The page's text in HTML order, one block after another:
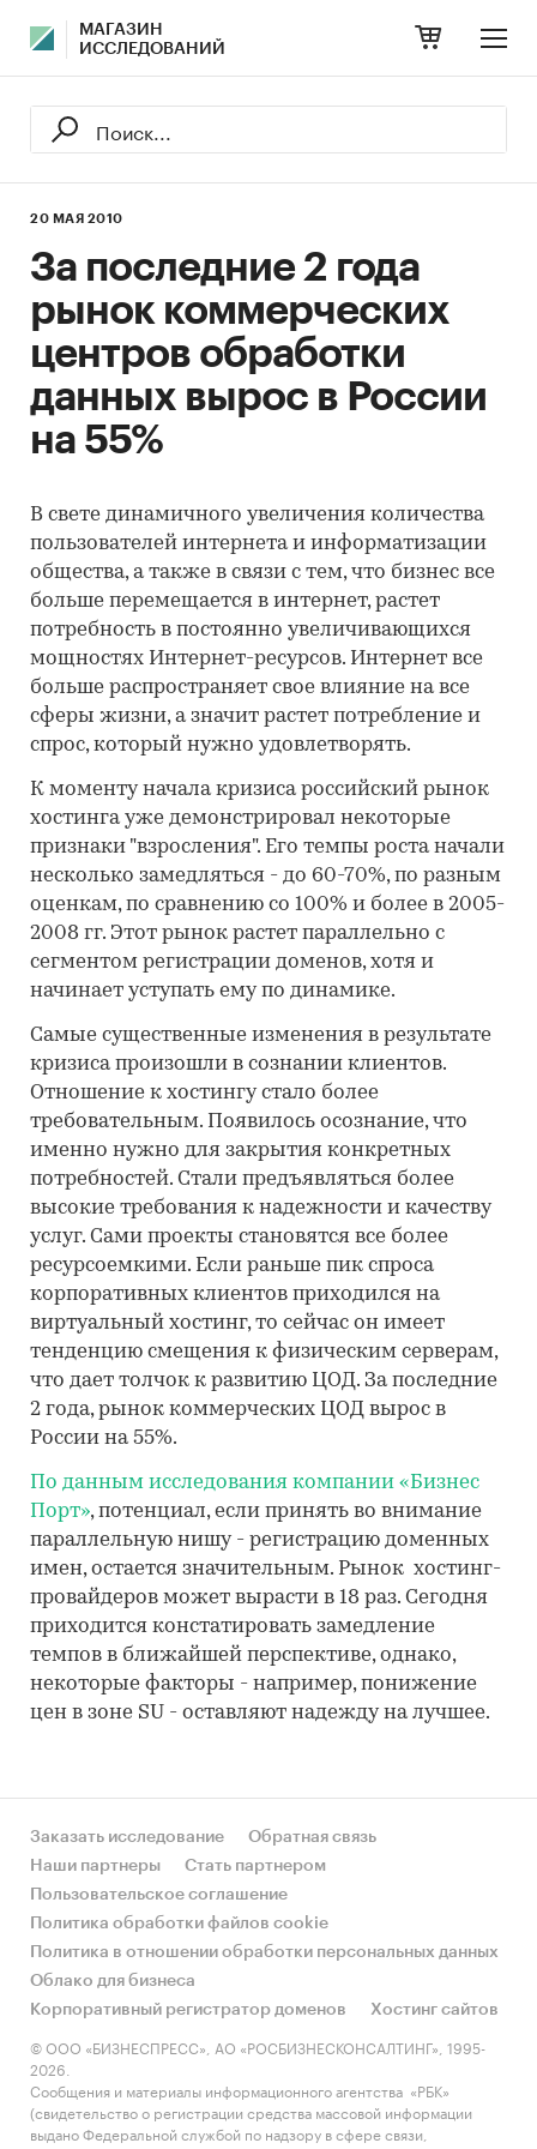
МАГАЗИН
ИССЛЕДОВАНИЙ
20 МАЯ 2010
За последние 2 года
рынок коммерческих
центров обработки
данных вырос в России
на 55%
В свете динамичного увеличения количества
пользователей интернета и информатизации
общества, а также в связи с тем, что бизнес все
больше перемещается в интернет, растет
потребность в постоянно увеличивающихся
мощностях Интернет-ресурсов. Интернет все
больше распространяет свое влияние на все
сферы жизни, а значит растет потребление и
спрос, который нужно удовлетворять.
К моменту начала кризиса российский рынок
хостинга уже демонстрировал некоторые
признаки "взросления". Его темпы роста начали
несколько замедляться - до 60-70%, по разным
оценкам, по сравнению со 100% и более в 2005-
2008 гг. Этот рынок растет параллельно с
сегментом регистрации доменов, хотя и
начинает уступать ему по динамике.
Самые существенные изменения в результате
кризиса произошли в сознании клиентов.
Отношение к хостингу стало более
требовательным. Появилось осознание, что
именно нужно для закрытия конкретных
потребностей. Стали предъявляться более
высокие требования к надежности и качеству
услуг. Сами проекты становятся все более
ресурсоемкими. Если раньше пик спроса
корпоративных клиентов приходился на
виртуальный хостинг, то сейчас он имеет
тенденцию смещения к физическим серверам,
что дает толчок к развитию ЦОД. За последние
2 года, рынок коммерческих ЦОД вырос в
России на 55%.
По данным исследования компании «Бизнес
Порт», потенциал, если принять во внимание
параллельную нишу - регистрацию доменных
имен, остается значительным. Рынок хостинг-
провайдеров может вырасти в 18 раз. Сегодня
приходится констатировать замедление
темпов в ближайшей перспективе, однако,
некоторые факторы - например, понижение
цен в зоне SU - оставляют надежду на лучшее.
Заказать исследование
Обратная связь
Наши партнеры
Стать партнером
Пользовательское соглашение
Политика обработки файлов cookie
Политика в отношении обработки персональных данных
Облако для бизнеса
Корпоративный регистратор доменов
Хостинг сайтов
© ООО «БИЗНЕСПРЕСС», АО «РОСБИЗНЕСКОНСАЛТИНГ», 1995-
2026.
Сообщения и материалы информационного агентства «РБК»
(свидетельство о регистрации средства массовой информации
выдано Федеральной службой по надзору в сфере связи,